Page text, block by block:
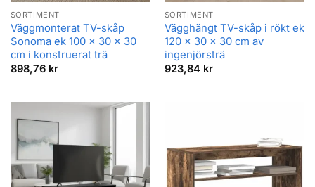
SORTIMENT
Väggmonterat TV-skåp
Sonoma ek 100 x 30 x 30
cm i konstruerat trä
898,76 kr
SORTIMENT
Vägghängt TV-skåp i rökt ek
120 x 30 x 30 cm av
ingenjörsträ
923,84 kr